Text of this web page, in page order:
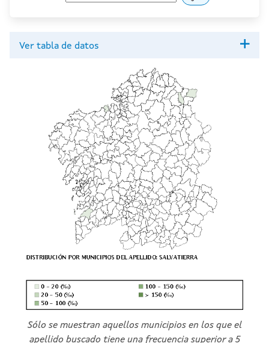
Ver tabla de datos
Sólo se muestran aquellos municipios en los que el
apellido buscado tiene una frecuencia superior a 5